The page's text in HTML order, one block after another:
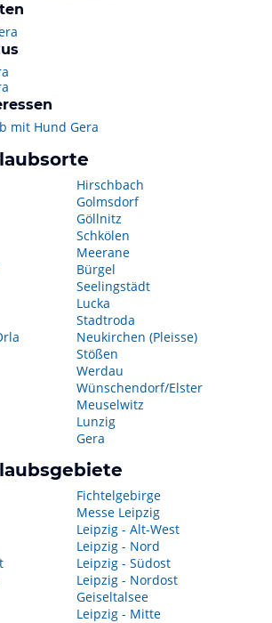
mit Hund Gera
Hirschbach
Golmsdorf
Göllnitz
Schkölen
Meerane
Bürgel
Seelingstädt
Lucka
Stadtroda
Neukirchen (Pleisse)
Stößen
Werdau
Wünschendorf/Elster
Meuselwitz
Lunzig
Gera
Fichtelgebirge
Messe Leipzig
Leipzig - Alt-West
Leipzig - Nord
Leipzig - Südost
Leipzig - Nordost
Geiseltalsee
Leipzig - Mitte